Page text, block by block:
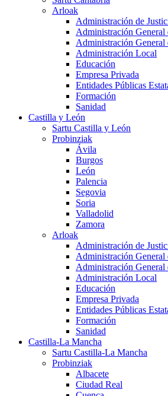
Arloak
Administración de
Administración General
Administración General
Administración Local
Educación
Empresa Privada
Entidades Públicas
Formación
Sanidad
Castilla y León
Sartu Castilla y León
Probinziak
Ávila
Burgos
León
Palencia
Segovia
Soria
Valladolid
Zamora
Arloak
Administración de
Administración General
Administración General
Administración Local
Educación
Empresa Privada
Entidades Públicas
Formación
Sanidad
Castilla-La Mancha
Sartu Castilla-La Mancha
Probinziak
Albacete
Ciudad Real